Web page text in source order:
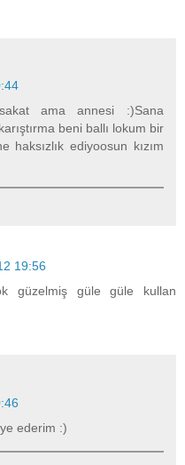
ama annesi :)Sana
beni ballı lokum bir
ediyoosun kızım
19:56
güzelmiş güle güle kullan
ederim :)